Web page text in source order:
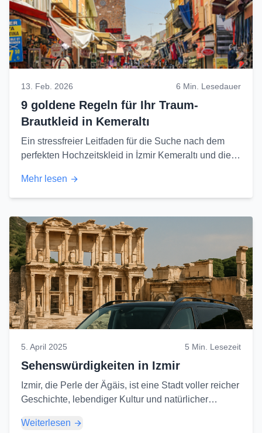
13. Feb. 2026 6 Min. Lesedauer
9 goldene Regeln für Ihr Traum-
Brautkleid in Kemeraltı
Ein stressfreier Leitfaden für die Suche nach dem
perfekten Hochzeitskleid in İzmir Kemeraltı und die
Mehr lesen
5. April 2025 5 Min. Lesezeit
Sehenswürdigkeiten in Izmir
Izmir, die Perle der Ägäis, ist eine Stadt voller reicher
Geschichte, lebendiger Kultur und natürlicher
Hier sind einige Orte, die Sie bei einem Besuch in
Weiterlesen